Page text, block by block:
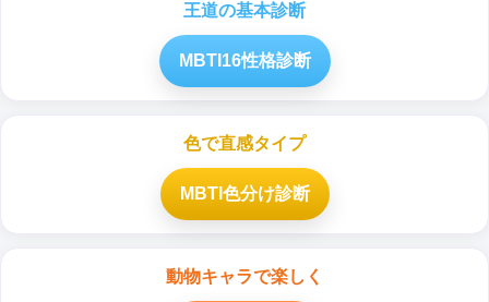
王道の基本診断
MBTI16性格診断
色で直感タイプ
MBTI色分け診断
動物キャラで楽しく